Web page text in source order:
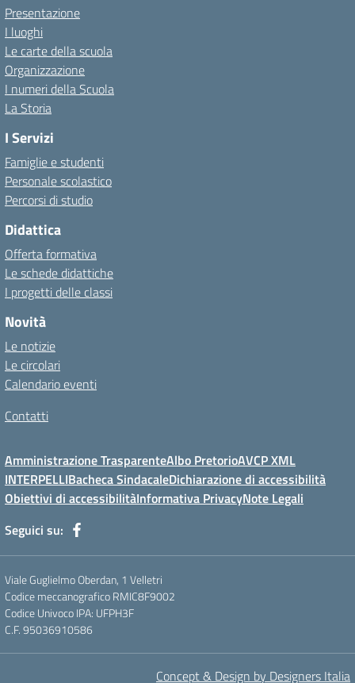
Presentazione
I luoghi
Le carte della scuola
Organizzazione
I numeri della Scuola
La Storia
I Servizi
Famiglie e studenti
Personale scolastico
Percorsi di studio
Didattica
Offerta formativa
Le schede didattiche
I progetti delle classi
Novità
Le notizie
Le circolari
Calendario eventi
Contatti
Amministrazione TrasparenteAlbo PretorioAVCP XML
INTERPELLIBacheca SindacaleDichiarazione di accessibilità
Obiettivi di accessibilitàInformativa PrivacyNote Legali
Seguici su:
Viale Guglielmo Oberdan, 1 Velletri
Codice meccanografico RMIC8F9002
Codice Univoco IPA: UFPH3F
C.F. 95036910586
Concept & Design by Designers Italia